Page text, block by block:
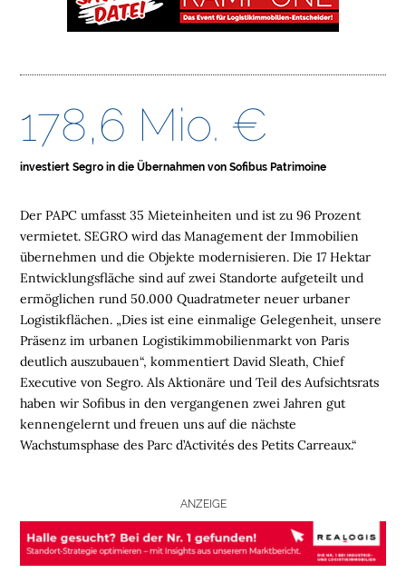
G
I
T
K
I
B
I
L
I
E
N
L
O
G
I
S
R
E
Der PAPC umfasst 35 Mieteinheiten und ist zu 96 Prozent
vermietet. SEGRO wird das Management der Immobilien
übernehmen und die Objekte modernisieren. Die 17 Hektar
Entwicklungsfläche sind auf zwei Standorte aufgeteilt und
ermöglichen rund 50.000 Quadratmeter neuer urbaner
Logistikflächen. „Dies ist eine einmalige Gelegenheit, unsere
Präsenz im urbanen Logistikimmobilienmarkt von Paris
deutlich auszubauen“, kommentiert David Sleath, Chief
Executive von Segro. Als Aktionäre und Teil des Aufsichtsrats
haben wir Sofibus in den vergangenen zwei Jahren gut
kennengelernt und freuen uns auf die nächste
Wachstumsphase des Parc d’Activités des Petits Carreaux.“
178,6 Mio. €
investiert Segro in die Übernahmen von Sofibus Patrimoine
ANZEIGE